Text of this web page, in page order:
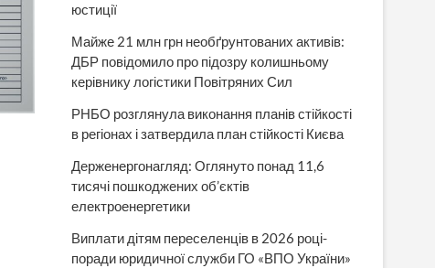
юстиції
Майже 21 млн грн необґрунтованих активів:
ДБР повідомило про підозру колишньому
керівнику логістики Повітряних Сил
РНБО розглянула виконання планів стійкості
в регіонах і затвердила план стійкості Києва
Держенергонагляд: Оглянуто понад 11,6
тисячі пошкоджених об’єктів
електроенергетики
Виплати дітям переселенців в 2026 році-
поради юридичної служби ГО «ВПО України»